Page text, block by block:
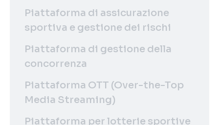
Piattaforma di assicurazione
sportiva e gestione dei rischi
Piattaforma di gestione della
concorrenza
Piattaforma OTT (Over-the-Top
Media Streaming)
Piattaforma per lotterie sportive